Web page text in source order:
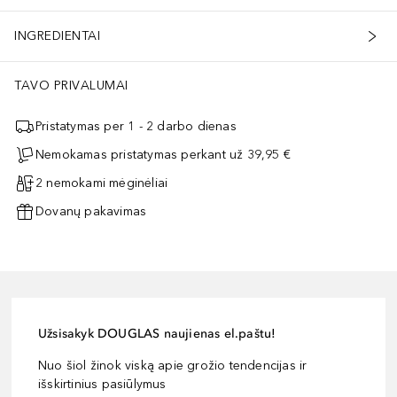
INGREDIENTAI
TAVO PRIVALUMAI
Pristatymas per 1 - 2 darbo dienas
Nemokamas pristatymas perkant už 39,95 €
2 nemokami mėginėliai
Dovanų pakavimas
Užsisakyk DOUGLAS naujienas el.paštu!
Nuo šiol žinok viską apie grožio tendencijas ir
išskirtinius pasiūlymus